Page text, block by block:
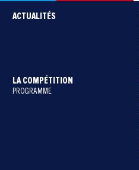
ACTUALITÉS
LA COMPÉTITION
PROGRAMME